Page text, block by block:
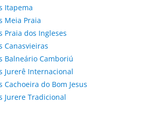
Itapema
Meia Praia
Praia dos Ingleses
Canasvieiras
Balneário Camboriú
Jurerê Internacional
do Bom Jesus
Jurere Tradicional